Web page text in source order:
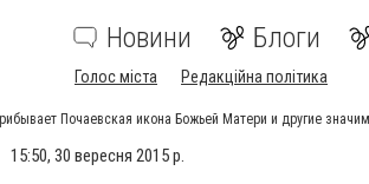
Новини Блоги
Голос міста Редакційна політика
Почаевская икона Божьей Матери и другие
15:50, 30 вересня 2015 р.